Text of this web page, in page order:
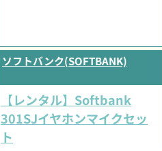
ソフトバンク(SOFTBANK)
【レンタル】Softbank
301SJイヤホンマイクセッ
ト